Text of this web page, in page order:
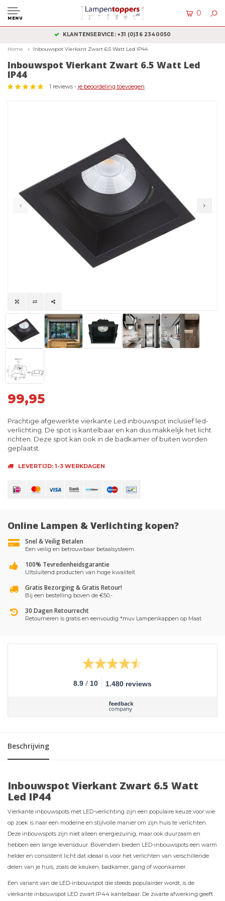
MENU
0
KLANTENSERVICE: +31 (0)36 2340050
Home Inbouwspot Vierkant Zwart 6.5 Watt Led IP44
Inbouwspot Vierkant Zwart 6.5 Watt Led
IP44
1 reviews - je beoordeling toevoegen
99,95
Prachtige afgewerkte vierkante Led inbouwspot inclusief led-
verlichting. De spot is kantelbaar en kan dus makkelijk het licht
richten. Deze spot kan ook in de badkamer of buiten worden
geplaatst.
LEVERTIJD: 1-3 WERKDAGEN
Online Lampen & Verlichting kopen?
Snel & Veilig Betalen
Een veilig en betrouwbaar betaalsysteem.
100% Tevredenheidsgarantie
UItsluitend producten van hoge kwaliteit
Gratis Bezorging & Gratis Retour!
Bij een bestelling boven de €50,-
30 Dagen Retourrecht
Retourneren is gratis en eenvoudig *muv Lampenkappen op Maat
8.9 / 10 1.480 reviews
Beschrijving
Inbouwspot Vierkant Zwart 6.5 Watt
Led IP44
Vierkante inbouwspots met LED-verlichting zijn een populaire keuze voor wie
op zoek is naar een moderne en stijlvolle manier om zijn huis te verlichten.
Deze inbouwspots zijn niet alleen energiezuinig, maar ook duurzaam en
hebben een lange levensduur. Bovendien bieden LED-inbouwspots een warm
helder en consistent licht dat ideaal is voor het verlichten van verschillende
delen van je huis, zoals de keuken, badkamer, gang of woonkamer.
Een variant van de LED-inbouwspot die steeds populairder wordt, is de
vierkante inbouwspot LED zwart IP44 kantelbaar. De zwarte afwerking geeft